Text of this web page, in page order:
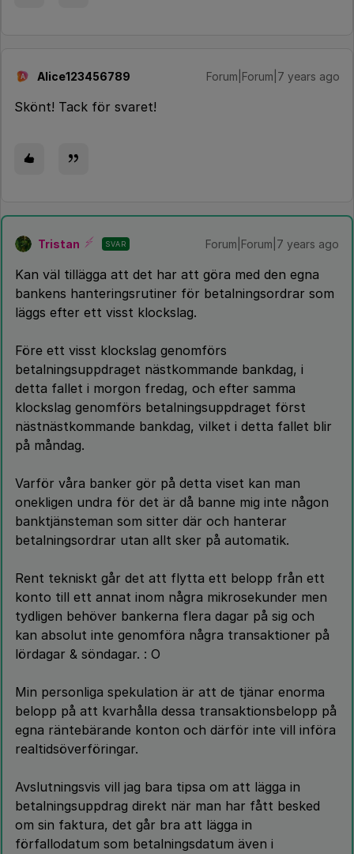
A Alice123456789 Forum|Forum|7 years ago
Skönt! Tack för svaret!
Tristan SVAR Forum|Forum|7 years ago
Kan väl tillägga att det har att göra med den egna
bankens hanteringsrutiner för betalningsordrar som
läggs efter ett visst klockslag.
Före ett visst klockslag genomförs
betalningsuppdraget nästkommande bankdag, i
detta fallet i morgon fredag, och efter samma
klockslag genomförs betalningsuppdraget först
nästnästkommande bankdag, vilket i detta fallet blir
på måndag.
Varför våra banker gör på detta viset kan man
onekligen undra för det är då banne mig inte någon
banktjänsteman som sitter där och hanterar
betalningsordrar utan allt sker på automatik.
Rent tekniskt går det att flytta ett belopp från ett
konto till ett annat inom några mikrosekunder men
tydligen behöver bankerna flera dagar på sig och
kan absolut inte genomföra några transaktioner på
lördagar & söndagar. : O
Min personliga spekulation är att de tjänar enorma
belopp på att kvarhålla dessa transaktionsbelopp på
egna räntebärande konton och därför inte vill införa
realtidsöverföringar.
Avslutningsvis vill jag bara tipsa om att lägga in
betalningsuppdrag direkt när man har fått besked
om sin faktura, det går bra att lägga in
förfallodatum som betalningsdatum även i